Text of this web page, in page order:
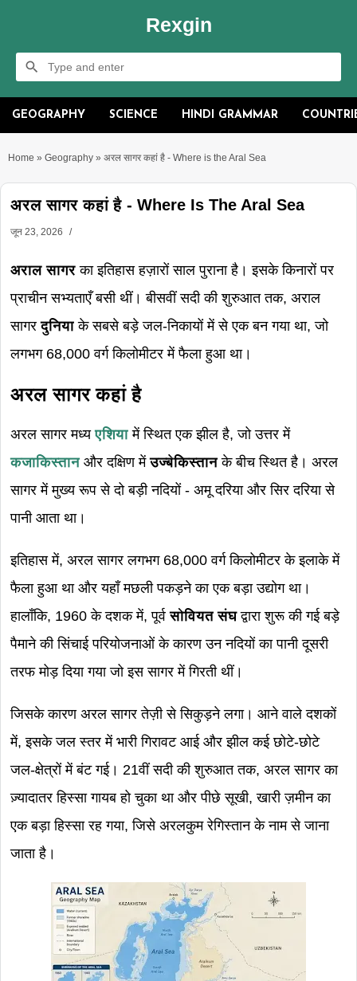
Rexgin
GEOGRAPHY SCIENCE HINDI GRAMMAR
Home » Geography » अरल सागर कहां है - Where is the Aral Sea
अरल सागर कहां है - Where Is The Aral Sea
जून 23, 2026
अराल सागर का इतिहास हज़ारों साल पुराना है। इसके किनारों पर
प्राचीन सभ्यताएँ बसी थीं। बीसवीं सदी की शुरुआत तक, अराल
सागरदुनियाके सबसे बड़े जल-निकायों में से एक बन गया था, जो
लगभग 68,000 वर्ग किलोमीटर में फैला हुआ था।
अरल सागर कहां है
अरल सागर मध्यएशियामें स्थित एक झील है, जो उत्तर में
कजाकिस्तान और दक्षिण मेंउज्बेकिस्तानके बीच स्थित है। अरल
सागर में मुख्य रूप से दो बड़ी नदियों - अमू दरिया और सिर दरिया से
पानी आता था।
इतिहास में, अरल सागर लगभग 68,000 वर्ग किलोमीटर के इलाके में
फैला हुआ था और यहाँ मछली पकड़ने का एक बड़ा उद्योग था।
हालाँकि, 1960 के दशक में, पूर्वसोवियत संघद्वारा शुरू की गई बड़े
पैमाने की सिंचाई परियोजनाओं के कारण उन नदियों का पानी दूसरी
तरफ मोड़ दिया गया जो इस सागर में गिरती थीं।
जिसके कारण अरल सागर तेज़ी से सिकुड़ने लगा। आने वाले दशकों
में, इसके जल स्तर में भारी गिरावट आई और झील कई छोटे-छोटे
जल-क्षेत्रों में बंट गई। 21वीं सदी की शुरुआत तक, अरल सागर का
ज़्यादातर हिस्सा गायब हो चुका था और पीछे सूखी, खारी ज़मीन का
एक बड़ा हिस्सा रह गया, जिसे अरलकुम रेगिस्तान के नाम से जाना
जाता है।